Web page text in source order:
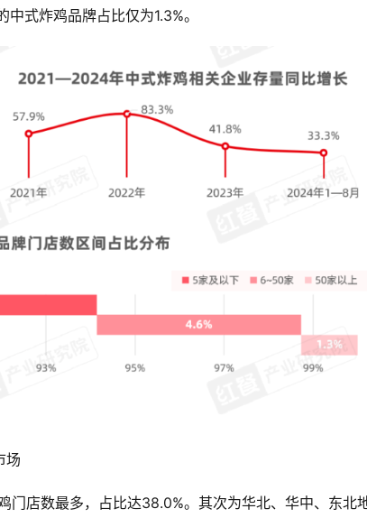
式炸鸡品牌占比仅为1.3%。
场
门店数最多，占比达38.0%。其次为华北、华中、东北